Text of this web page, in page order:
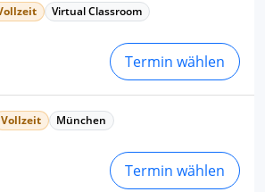
Virtual Classroom
Termin wählen
Vollzeit München
Termin wählen